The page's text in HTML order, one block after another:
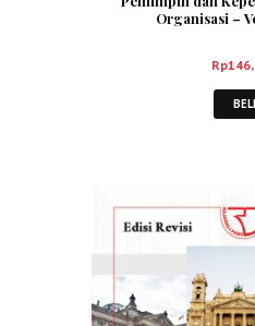
Organisasi –
Rp
BELI